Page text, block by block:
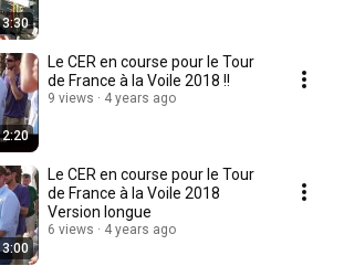
3:30
2:20
Le CER en course pour le Tour
de France à la Voile 2018 !!
9 views 4 years ago
3:00
Le CER en course pour le Tour
de France à la Voile 2018
Version longue
6 views 4 years ago